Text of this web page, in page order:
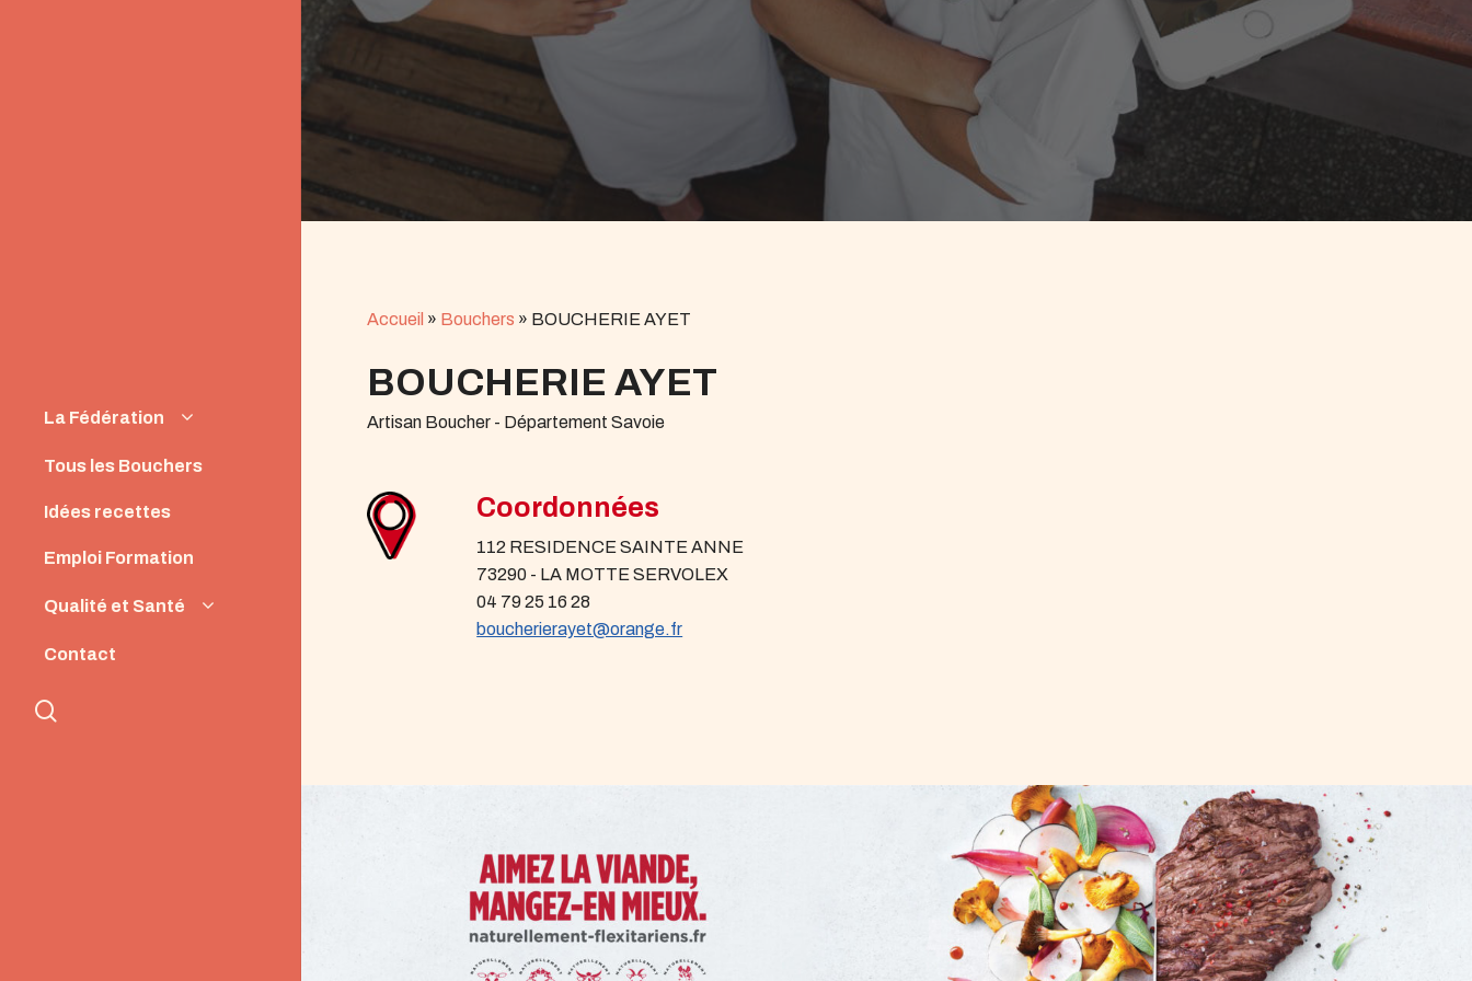
La Fédération
Instances
Tous les Bouchers
Idées recettes
Emploi Formation
Qualité et Santé
Origine et Qualité
Contact
Accueil » Bouchers » BOUCHERIE AYET
BOUCHERIE AYET
Artisan Boucher - Département Savoie
Coordonnées
112 RESIDENCE SAINTE ANNE
73290 - LA MOTTE SERVOLEX
04 79 25 16 28
boucherierayet@orange.fr